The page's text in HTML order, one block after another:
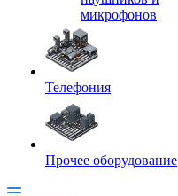
микрофонов
Телефония
Прочее оборудование